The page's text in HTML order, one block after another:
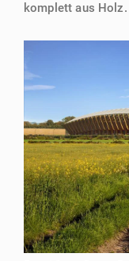
komplett aus Holz.